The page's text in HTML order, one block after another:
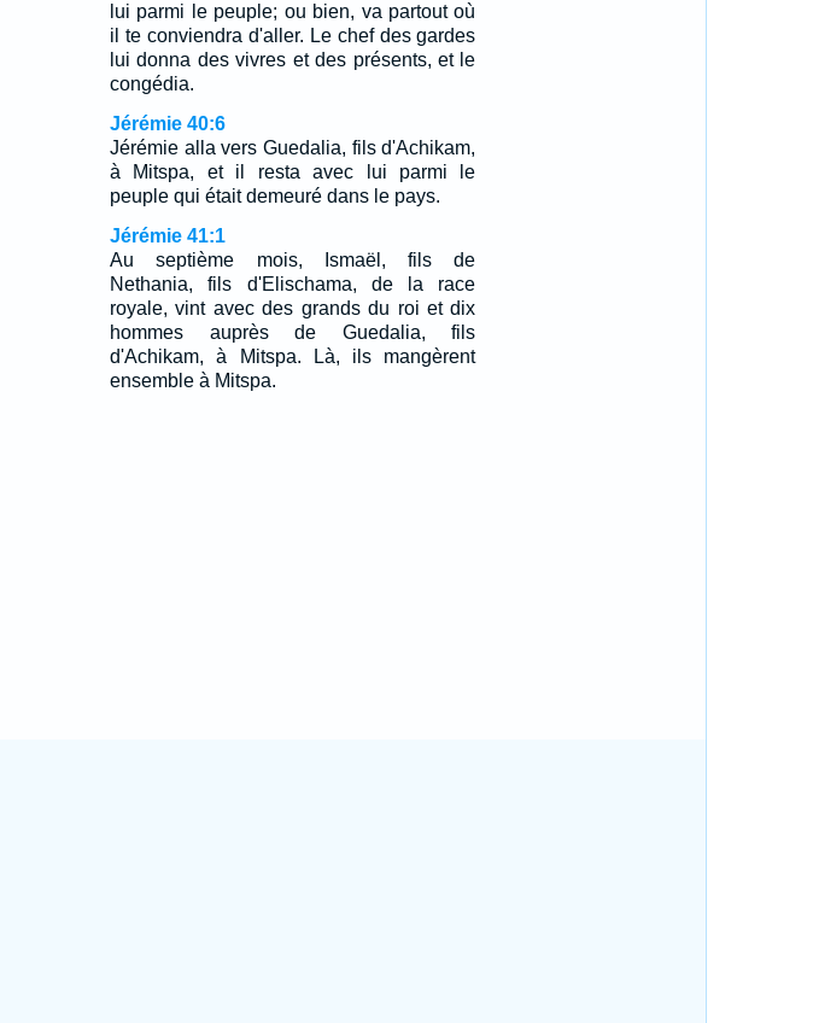
lui parmi le peuple; ou bien, va partout où
il te conviendra d'aller. Le chef des gardes
lui donna des vivres et des présents, et le
congédia.
Jérémie 40:6
Jérémie alla vers Guedalia, fils d'Achikam,
à Mitspa, et il resta avec lui parmi le
peuple qui était demeuré dans le pays.
Jérémie 41:1
Au septième mois, Ismaël, fils de
Nethania, fils d'Elischama, de la race
royale, vint avec des grands du roi et dix
hommes auprès de Guedalia, fils
d'Achikam, à Mitspa. Là, ils mangèrent
ensemble à Mitspa.